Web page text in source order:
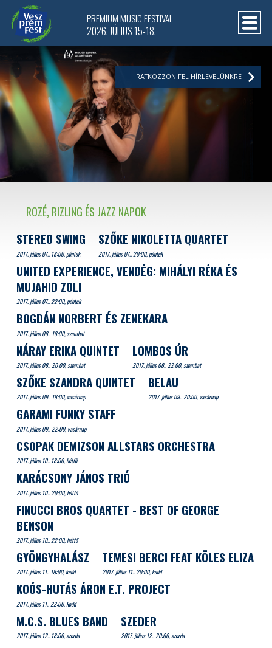
ROZÉ, RIZLING ÉS JAZZ NAPOK
STEREO SWING
2017. július 07.. 18:00, péntek
SZŐKE NIKOLETTA QUARTET
2017. július 07.. 20:00, péntek
UNITED EXPERIENCE, VENDÉG: MIHÁLYI RÉKA ÉS
MUJAHID ZOLI
2017. július 07.. 22:00, péntek
BOGDÁN NORBERT ÉS ZENEKARA
2017. július 08.. 18:00, szombat
NÁRAY ERIKA QUINTET
2017. július 08.. 20:00, szombat
LOMBOS ÚR
2017. július 08.. 22:00, szombat
SZŐKE SZANDRA QUINTET
2017. július 09.. 18:00, vasárnap
BELAU
2017. július 09.. 20:00, vasárnap
GARAMI FUNKY STAFF
2017. július 09.. 22:00, vasárnap
CSOPAK DEMIZSON ALLSTARS ORCHESTRA
2017. július 10.. 18:00, hétfő
KARÁCSONY JÁNOS TRIÓ
2017. július 10.. 20:00, hétfő
FINUCCI BROS QUARTET - BEST OF GEORGE
BENSON
2017. július 10.. 22:00, hétfő
GYÖNGYHALÁSZ
2017. július 11.. 18:00, kedd
TEMESI BERCI FEAT KÖLES ELIZA
2017. július 11.. 20:00, kedd
KOÓS-HUTÁS ÁRON E.T. PROJECT
2017. július 11.. 22:00, kedd
M.C.S. BLUES BAND
2017. július 12.. 18:00, szerda
SZEDER
2017. július 12.. 20:00, szerda
PREMIUM MUSIC FESTIVAL
2026. JÚLIUS 15-18.
IRATKOZZON FEL HÍRLEVELÜNKRE